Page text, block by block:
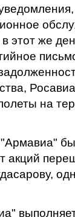
этот же
на
акций